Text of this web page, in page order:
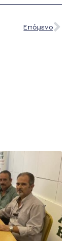
Επόμενο